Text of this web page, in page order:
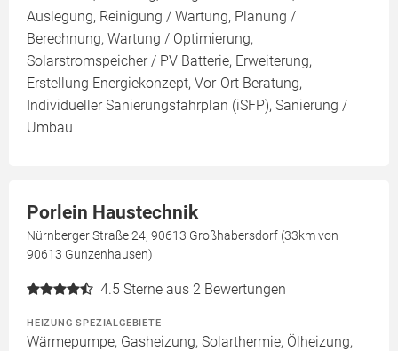
Auslegung, Reinigung / Wartung, Planung /
Berechnung, Wartung / Optimierung,
Solarstromspeicher / PV Batterie, Erweiterung,
Erstellung Energiekonzept, Vor-Ort Beratung,
Individueller Sanierungsfahrplan (iSFP), Sanierung /
Umbau
Porlein Haustechnik
Nürnberger Straße 24, 90613 Großhabersdorf (33km von
90613 Gunzenhausen)
4.5 Sterne aus 2 Bewertungen
HEIZUNG SPEZIALGEBIETE
Wärmepumpe, Gasheizung, Solarthermie, Ölheizung,